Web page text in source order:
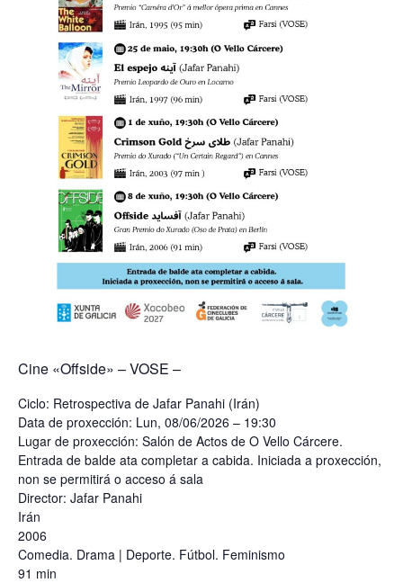
Cine «Offside» – VOSE –
Ciclo: Retrospectiva de Jafar Panahi (Irán)
Data de proxección: Lun, 08/06/2026 – 19:30
Lugar de proxección: Salón de Actos de O Vello Cárcere.
Entrada de balde ata completar a cabida. Iniciada a proxección,
non se permitirá o acceso á sala
Director: Jafar Panahi
Irán
2006
Comedia. Drama | Deporte. Fútbol. Feminismo
91 min